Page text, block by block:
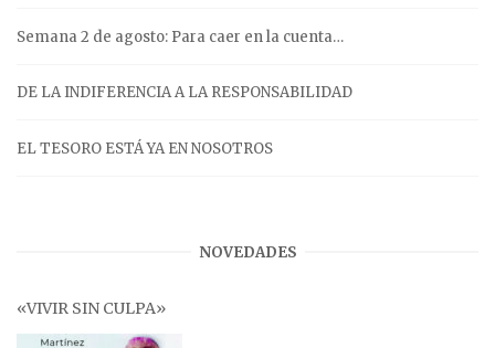
Semana 2 de agosto: Para caer en la cuenta…
DE LA INDIFERENCIA A LA RESPONSABILIDAD
EL TESORO ESTÁ YA EN NOSOTROS
NOVEDADES
«VIVIR SIN CULPA»